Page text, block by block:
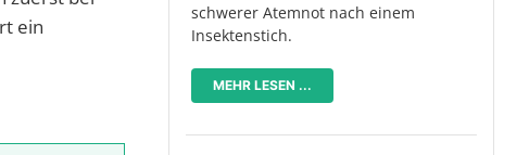
ein
schwerer Atemnot nach einem
Insektenstich.
MEHR LESEN ...